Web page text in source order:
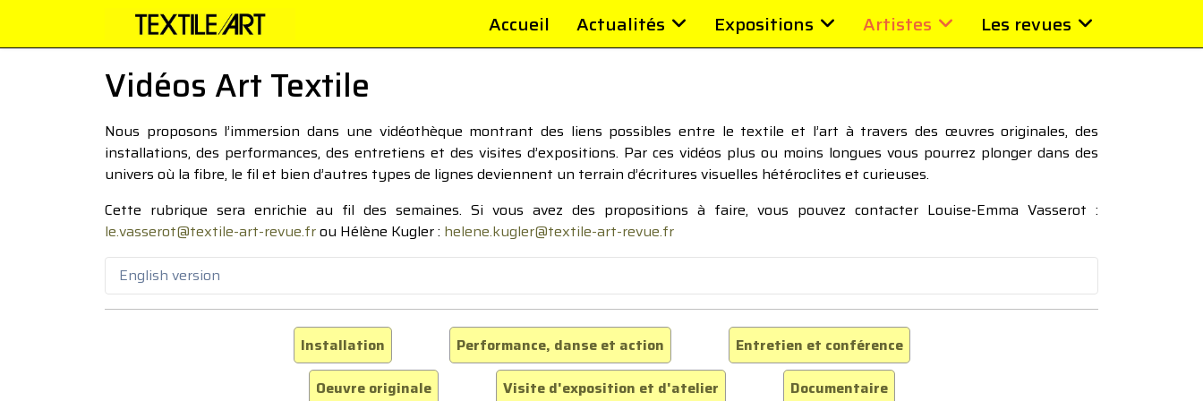
Accueil Actualités Expositions Artistes Les revues
Vidéos Art Textile
Nous proposons l’immersion dans une vidéothèque montrant des liens possibles entre le textile et l’art à travers des œuvres originales, des
installations, des performances, des entretiens et des visites d’expositions. Par ces vidéos plus ou moins longues vous pourrez plonger dans des
univers où la fibre, le fil et bien d’autres types de lignes deviennent un terrain d’écritures visuelles hétéroclites et curieuses.
Cette rubrique sera enrichie au fil des semaines. Si vous avez des propositions à faire, vous pouvez contacter Louise-Emma Vasserot :
le.vasserot@textile-art-revue.frou Hélène Kugler : helene.kugler@textile-art-revue.fr
English version
Installation Performance, danse et action
Entretien et conférence
Oeuvre originale
Visite d'exposition et d'atelier Documentaire